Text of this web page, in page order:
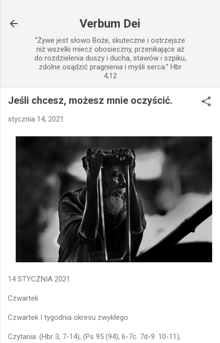
Verbum Dei
”Żywe jest słowo Boże, skuteczne i ostrzejsze
niż wszelki miecz obosieczny, przenikające aż
do rozdzielenia duszy i ducha, stawów i szpiku,
zdolne osądzić pragnienia i myśli serca.” Hbr
4,12
Jeśli chcesz, możesz mnie oczyścić.
stycznia 14, 2021
14 STYCZNIA 2021
Czwartek
Czwartek I tygodnia okresu zwykłego
Czytania: (Hbr 3, 7-14); (Ps 95 (94), 6-7c. 7d-9. 10-11);